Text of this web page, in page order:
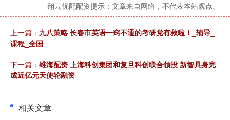
翔云优配配资提示：文章来自网络，不代表本站观点。
上一篇： 九八策略 长春市英语一窍不通的考研党有救啦！_辅导_
课程_全国
下一篇： 维海配资 上海科创集团和复旦科创联合领投 新智具身完
成近亿元天使轮融资
相关文章